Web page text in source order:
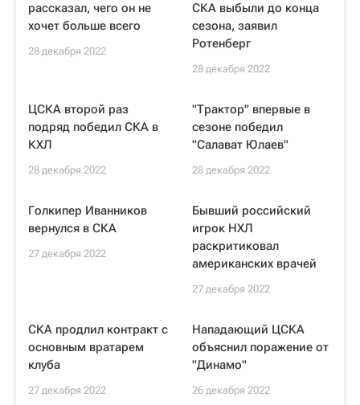
рассказал, чего он не
хочет больше всего
28 декабря 2022
СКА выбыли до конца
сезона, заявил
Ротенберг
28 декабря 2022
ЦСКА второй раз
подряд победил СКА в
КХЛ
28 декабря 2022
"Трактор" впервые в
сезоне победил
"Салават Юлаев"
28 декабря 2022
Голкипер Иванников
вернулся в СКА
27 декабря 2022
Бывший российский
игрок НХЛ
раскритиковал
американских врачей
27 декабря 2022
СКА продлил контракт с
основным вратарем
клуба
27 декабря 2022
Нападающий ЦСКА
объяснил поражение от
"Динамо"
26 декабря 2022